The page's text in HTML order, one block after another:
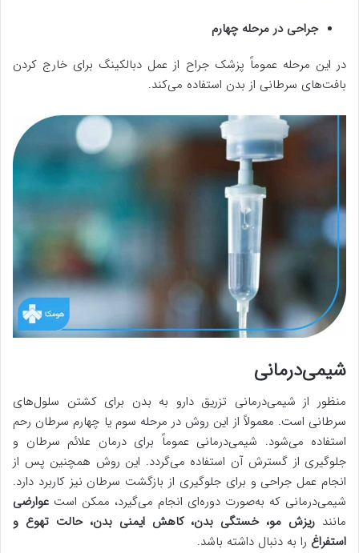
جراحی در مرحله چهارم
در این مرحله عموماً پزشک جراح از عمل دبالکینگ برای خارج کردن
بافت‌های سرطانی از بدن استفاده می‌کند.
شیمی‌درمانی
منظور از شیمی‌درمانی تزریق دارو به بدن برای کشتن سلول‌های
سرطانی است. معمولاً از این روش در مرحله سوم یا چهارم سرطان رحم
استفاده می‌شود. شیمی‌درمانی عموماً برای درمان علائم سرطان و
جلوگیری از گسترش آن استفاده می‌گردد. این روش همچنین پس از
انجام عمل جراحی و برای جلوگیری از بازگشت سرطان نیز کاربرد دارد.
شیمی‌درمانی که به‌صورت دوره‌ای انجام می‌گیرد، ممکن است عوارضی
مانند ریزش مو، خستگی بدن، کاهش ایمنی بدن، حالت تهوع و
استفراغ را به دنبال داشته باشد.